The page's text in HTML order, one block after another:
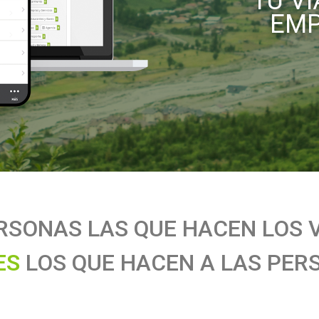
LAS QUE HACEN LOS
S LOS QUE HACEN A LAS